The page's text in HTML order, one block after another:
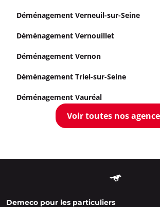
Déménagement Verneuil-sur-Seine
Déménagement Vernouillet
Déménagement Vernon
Déménagement Triel-sur-Seine
Déménagement Vauréal
Voir toutes nos
Demeco pour les particuliers